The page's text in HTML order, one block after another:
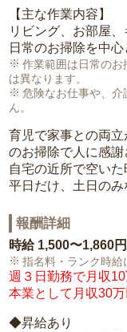
【主な作業内容】
リビング、お部屋
日常のお掃除を中
作業範囲は日常のお
は異なります。
危険なお仕事や、
ん。
育児で家事との両
のお掃除で人に感謝
自宅の近所で空い
平日だけ、土日のみ
報酬詳細
時給 1,500〜1,860円
指名料・ランク時給
週３日勤務で月収
本業として月収30
◆昇給あり